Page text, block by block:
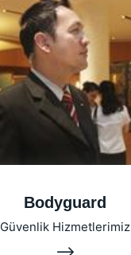
Bodyguard
Güvenlik Hizmetlerimiz